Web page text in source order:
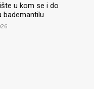
u kom se i do
bademantilu